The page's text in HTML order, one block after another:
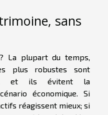
sans
La plupart du temps,
plus robustes sont
et ils évitent la
économique. Si
réagissent mieux; si